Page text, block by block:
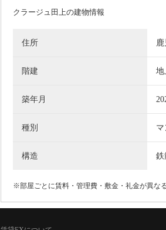
クラージュ田上の建物情報
住所
階建 地
築年月
種別 マ
構造 鉄
※部屋ごとに賃料・管理費・敷金・礼金が異な